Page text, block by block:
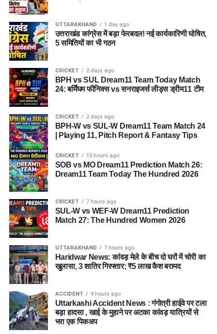
परिवार जैसा माहौल, बेहतर स्वतंत्रता और सामाजिक वातावरण मिल
सकेगा। इससे बच्चों और महिलाओं के मानसिक और सामाजिक विकास में
भी मदद मिलने की उम्मीद है।
UTTARAKHAND 1 day ago
उत्तराखंड कांग्रेस में बड़ा फेरबदल! नई कार्यकारिणी घोषित,
5 समितियों का भी गठन
CRICKET 2 days ago
BPH vs SUL Dream11 Team Today Match
24: बर्मिंघम फीनिक्स vs सनराइजर्स लीड्स ड्रीम11 टीम
CRICKET 2 days ago
BPH-W vs SUL-W Dream11 Team Match 24
| Playing 11, Pitch Report & Fantasy Tips
CRICKET 15 hours ago
SOB vs MO Dream11 Prediction Match 26:
Dream11 Team Today The Hundred 2026
CRICKET 7 hours ago
SUL-W vs WEF-W Dream11 Prediction
Match 27: The Hundred Women 2026
UTTARAKHAND 7 hours ago
Haridwar News: कांवड़ मेले के बीच दो घरों में चोरी का
खुलासा, 3 शातिर गिरफ्तार; ₹5 लाख कैश बरामद
ACCIDENT 9 hours ago
Uttarkashi Accident News : गंगोत्री हाईवे पर टला
बड़ा हादसा , खाई के मुहाने पर अटका कांवड़ यात्रियों से
भरा एक पिकअप